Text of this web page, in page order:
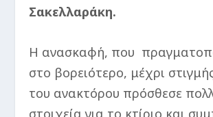
Σακελλαράκη.
Η ανασκαφή, που
στο βορειότερο, μέχρι
του ανακτόρου πρόσθεσε
στοιχεία για το κτίριο και